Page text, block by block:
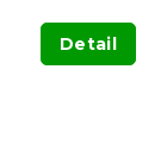
Detail